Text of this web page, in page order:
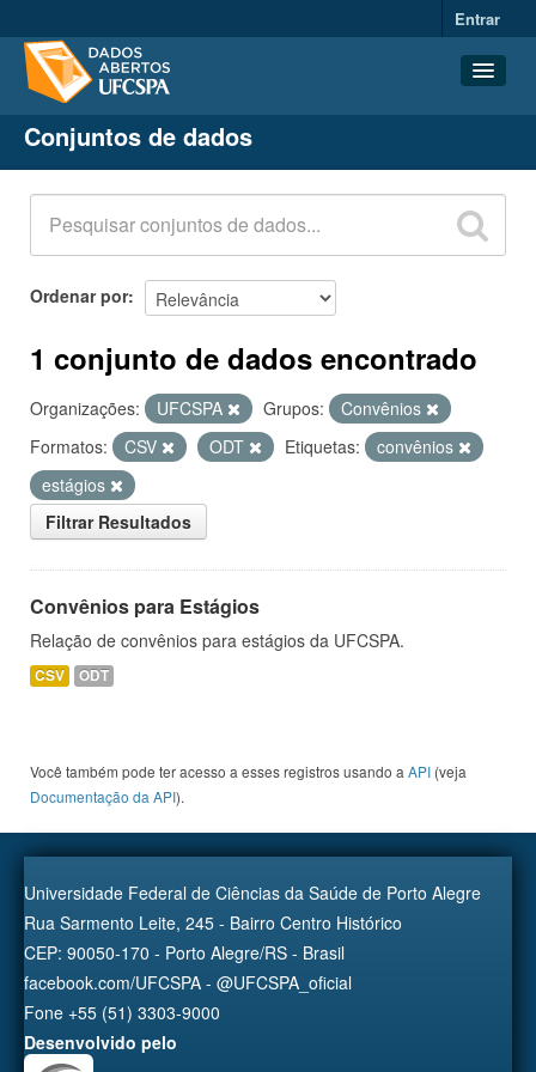
Entrar
Conjuntos de dados
Organizações
Grupos
Sobre
Conjuntos de dados
Ordenar por
1 conjunto de dados encontrado
Organizações: UFCSPA Grupos:
Convênios
Formatos:
CSV ODT Etiquetas:
convênios
estágios
Filtrar Resultados
Convênios para Estágios
Relação de convênios para estágios da UFCSPA.
CSV ODT
Você também pode ter acesso a esses registros usando a API (veja
Documentação da API).
Universidade Federal de Ciências da Saúde de Porto Alegre
Rua Sarmento Leite, 245 - Bairro Centro Histórico
CEP: 90050-170 - Porto Alegre/RS - Brasil
facebook.com/UFCSPA - @UFCSPA_oficial
Fone +55 (51) 3303-9000
Desenvolvido pelo